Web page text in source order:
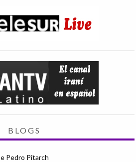
BLOGS
Pedro Pitarch